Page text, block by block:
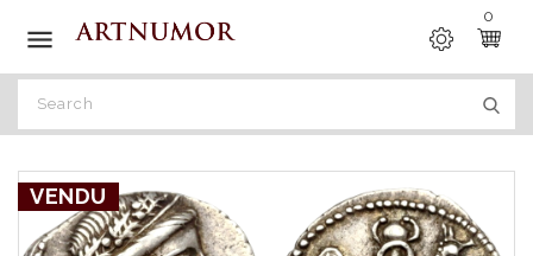

0
VENDU